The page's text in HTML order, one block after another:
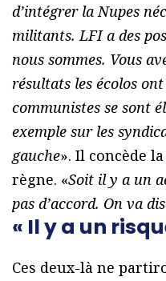
d’intégrer la Nupes
militants. LFI a des
nous sommes. Vous
résultats les écolos
communistes se sont
exemple sur les
gauche». Il concède
règne. «Soit il y a un
pas d’accord. On va
« Il y a un
Ces deux-là ne